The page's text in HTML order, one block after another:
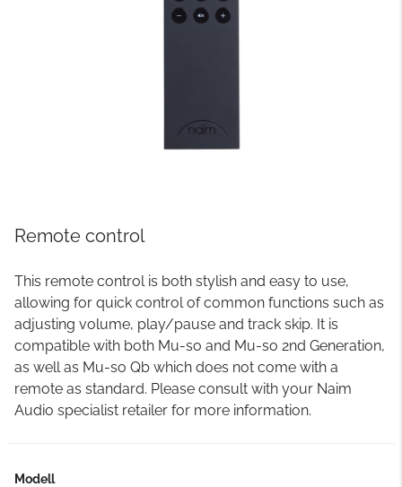
Remote control
This remote control is both stylish and easy to use,
allowing for quick control of common functions such as
adjusting volume, play/pause and track skip. It is
compatible with both Mu-so and Mu-so 2nd Generation,
as well as Mu-so Qb which does not come with a
remote as standard. Please consult with your Naim
Audio specialist retailer for more information.
Modell